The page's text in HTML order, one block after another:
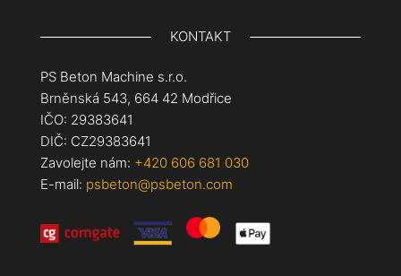
KONTAKT
PS Beton Machine s.r.o.
Brněnská 543, 664 42 Modřice
IČO: 29383641
DIČ: CZ29383641
Zavolejte nám: +420 606 681 030
E-mail: psbeton@psbeton.com